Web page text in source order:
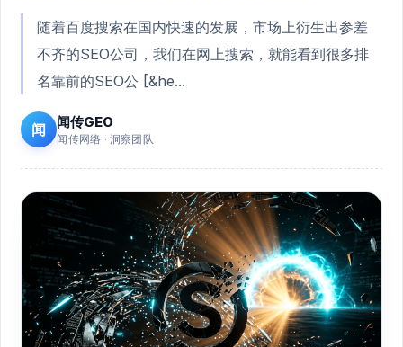
随着百度搜索在国内快速的发展，市场上衍生出参差
不齐的SEO公司，我们在网上搜索，就能看到很多排
名靠前的SEO公 [&he...
闻 闻传GEO
闻传网络 · 洞察团队